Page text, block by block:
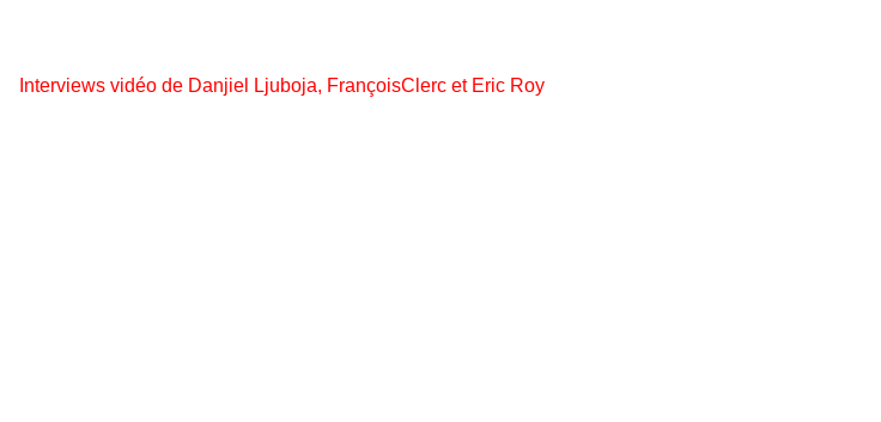
Interviews vidéo de Danjiel Ljuboja, FrançoisClerc et Eric Roy